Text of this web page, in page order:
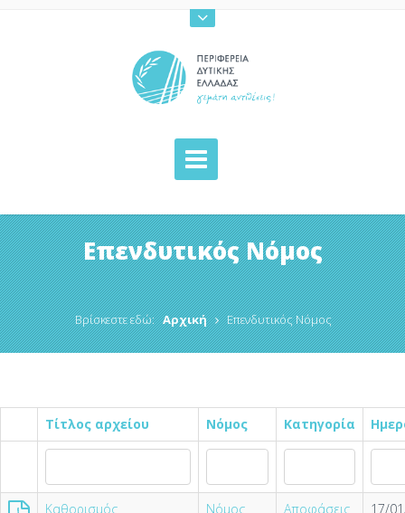
Επενδυτικός Νόμος
Βρίσκεστε εδώ: Αρχική Επενδυτικός Νόμος
Τίτλος αρχείου Νόμος Κατηγορία
Καθορισμός
Νόμος
Αποφάσεις 17/